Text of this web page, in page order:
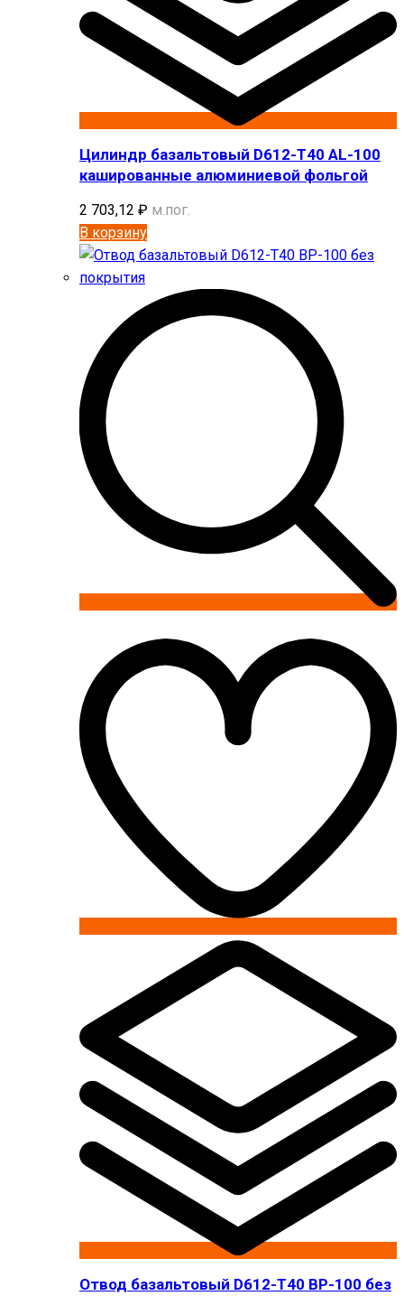
Цилиндр базальтовый D612-T40 AL-100
кашированные алюминиевой фольгой
2 703,12 ₽ м.пог.
В корзину
Отвод базальтовый D612-T40 BP-100 без